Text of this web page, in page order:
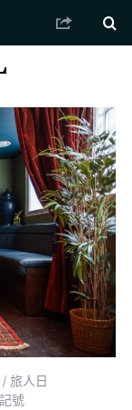
旅人日
號